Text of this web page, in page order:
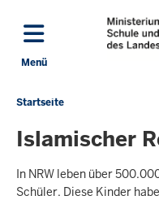
Menü
Sie
sich
hier
Startseite
Islamischer
In NRW leben über
Schüler. Diese Kinder